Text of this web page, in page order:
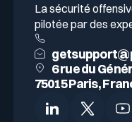
La sécurité
pilotée par des
6 rue du
75015 Paris,